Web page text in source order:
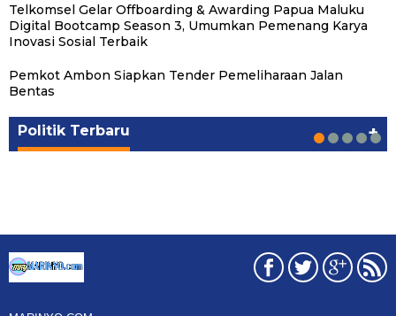
Telkomsel Gelar Offboarding & Awarding Papua Maluku
Digital Bootcamp Season 3, Umumkan Pemenang Karya
Inovasi Sosial Terbaik
Pemkot Ambon Siapkan Tender Pemeliharaan Jalan
Bentas
Politik Terbaru +
Michael Wattimena : Blok Masela Mulai
Politik | Juni 24, 2026
Putra Maluku Pimpin Penegakan Hukum ESDM,
Politik | Juni 24, 2026
Milad ke-24 PKS Maluku, Ratusan Warga
Politik | Mei 17, 2026
PKS Targetkan Peningkatan Kursi Legislatif
Politik | Agustus 24, 2025
Gubernur Maluku Harap PKS Terus
Politik | Agustus 24, 2025